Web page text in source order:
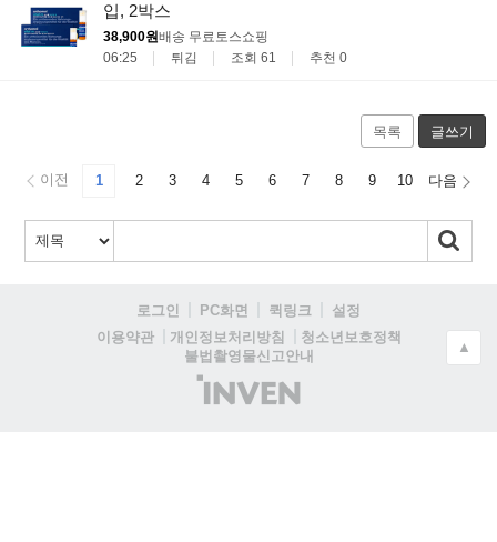
입, 2박스
38,900원배송 무료토스쇼핑
06:25
튀김 조회 61 추천 0
목록 글쓰기
이전 1 2 3 4 5 6 7 8 9 10 다음
로그인 PC화면 퀵링크
설정
이용약관
개인정보처리방침
청소년보호정책
불법촬영물신고안내
(주)
인
▲